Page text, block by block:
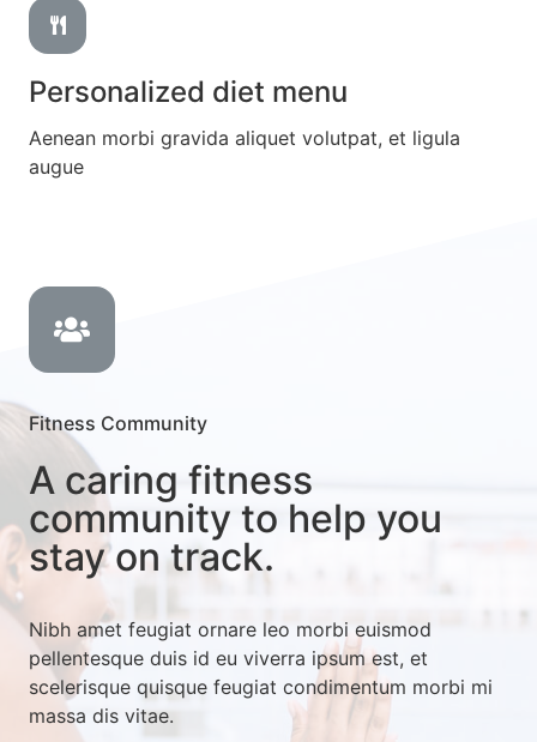
Personalized diet menu
Aenean morbi gravida aliquet volutpat, et ligula
augue
Fitness Community
A caring fitness
community to help you
stay on track.
Nibh amet feugiat ornare leo morbi euismod
pellentesque duis id eu viverra ipsum est, et
scelerisque quisque feugiat condimentum morbi mi
massa dis vitae.